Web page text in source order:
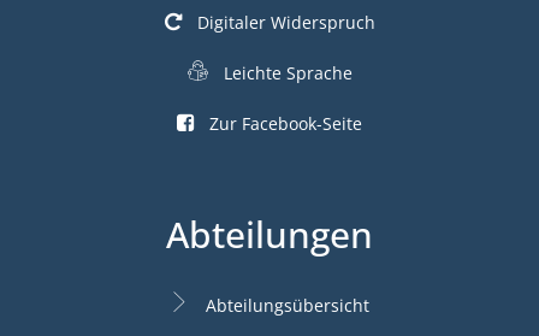
Digitaler Widerspruch
Leichte Sprache
Zur Facebook-Seite
Abteilungen
Abteilungsübersicht